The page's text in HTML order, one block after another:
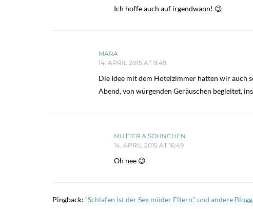
Ich hoffe auch auf irgendwann! 😉
MARA
14. APRIL 2015 AT 9:49
Die Idee mit dem Hotelzimmer hatten wir auch
Abend, von würgenden Geräuschen begleitet,
MUTTER & SÖHNCHEN
14. APRIL 2015 AT 16:49
Oh nee 😉
Pingback: “Schlafen ist der Sex müder Eltern.” und andere